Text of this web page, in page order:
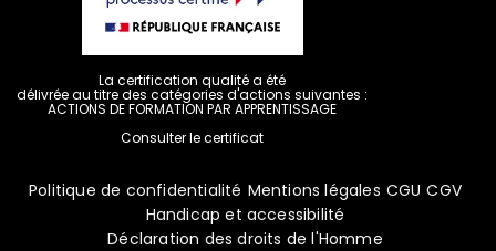
La certification qualité a été
délivrée au titre des catégories d'actions suivantes :
ACTIONS DE FORMATION PAR APPRENTISSAGE
Consulter le certificat
Politique de confidentialité Mentions légales CGU CGV
Handicap et accessibilité
Déclaration des droits de l'Homme